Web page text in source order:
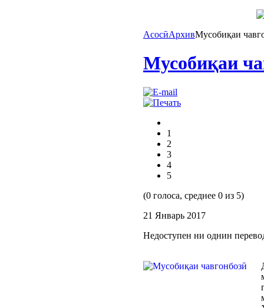
АсосӣАрхивМусобиқаи
Мусобиқаи
1
2
3
4
5
(0 голоса, среднее 0 из 5)
21 Январь 2017
Недоступен ни однин